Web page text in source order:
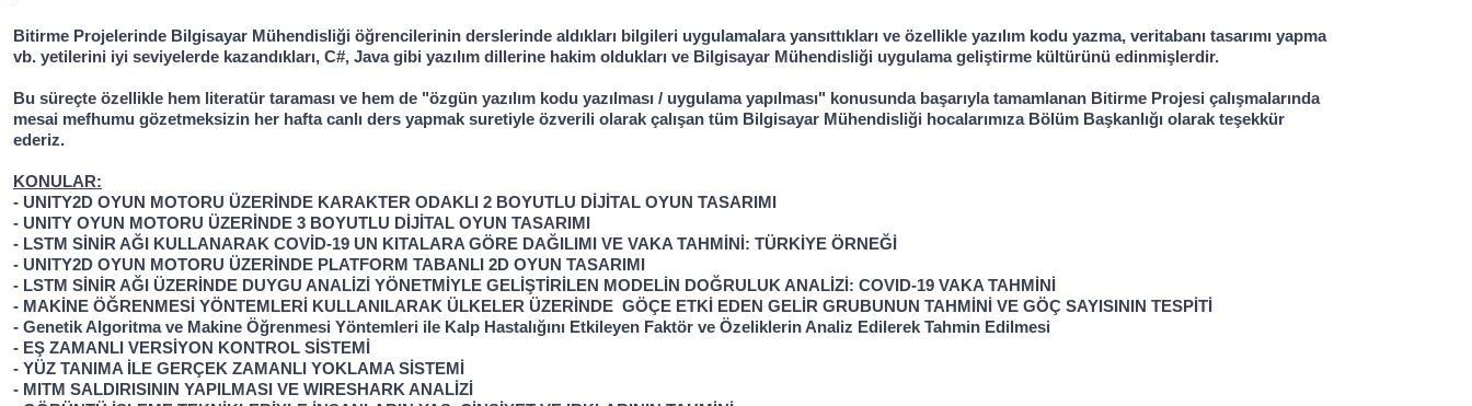
Bitirme Projelerinde Bilgisayar Mühendisliği öğrencilerinin derslerinde aldıkları bilgileri uygulamalara yansıttıkları ve özellikle yazılım kodu yazma, veritabanı tasarımı yapma
vb. yetilerini iyi seviyelerde kazandıkları, C#, Java gibi yazılım dillerine hakim oldukları ve Bilgisayar Mühendisliği uygulama geliştirme kültürünü edinmişlerdir.
Bu süreçte özellikle hem literatür taraması ve hem de "özgün yazılım kodu yazılması / uygulama yapılması" konusunda başarıyla tamamlanan Bitirme Projesi çalışmalarında
mesai mefhumu gözetmeksizin her hafta canlı ders yapmak suretiyle özverili olarak çalışan tüm Bilgisayar Mühendisliği hocalarımıza Bölüm Başkanlığı olarak teşekkür
ederiz.
KONULAR:
- UNITY2D OYUN MOTORU ÜZERİNDE KARAKTER ODAKLI 2 BOYUTLU DİJİTAL OYUN TASARIMI
- UNITY OYUN MOTORU ÜZERİNDE 3 BOYUTLU DİJİTAL OYUN TASARIMI
- LSTM SİNİR AĞI KULLANARAK COVİD-19 UN KITALARA GÖRE DAĞILIMI VE VAKA TAHMİNİ: TÜRKİYE ÖRNEĞİ
- UNITY2D OYUN MOTORU ÜZERİNDE PLATFORM TABANLI 2D OYUN TASARIMI
- LSTM SİNİR AĞI ÜZERİNDE DUYGU ANALİZİ YÖNETMİYLE GELİŞTİRİLEN MODELİN DOĞRULUK ANALİZİ: COVID-19 VAKA TAHMİNİ
- MAKİNE ÖĞRENMESİ YÖNTEMLERİ KULLANILARAK ÜLKELER ÜZERİNDE  GÖÇE ETKİ EDEN GELİR GRUBUNUN TAHMİNİ VE GÖÇ SAYISININ TESPİTİ
- Genetik Algoritma ve Makine Öğrenmesi Yöntemleri ile Kalp Hastalığını Etkileyen Faktör ve Özeliklerin Analiz Edilerek Tahmin Edilmesi
- EŞ ZAMANLI VERSİYON KONTROL SİSTEMİ
- YÜZ TANIMA İLE GERÇEK ZAMANLI YOKLAMA SİSTEMİ
- MITM SALDIRISININ YAPILMASI VE WIRESHARK ANALİZİ